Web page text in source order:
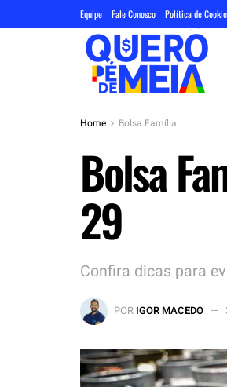
Equipe Fale Conosco Política de
Home Bolsa Família
Bolsa
29
Confira dicas para
POR IGOR MACEDO